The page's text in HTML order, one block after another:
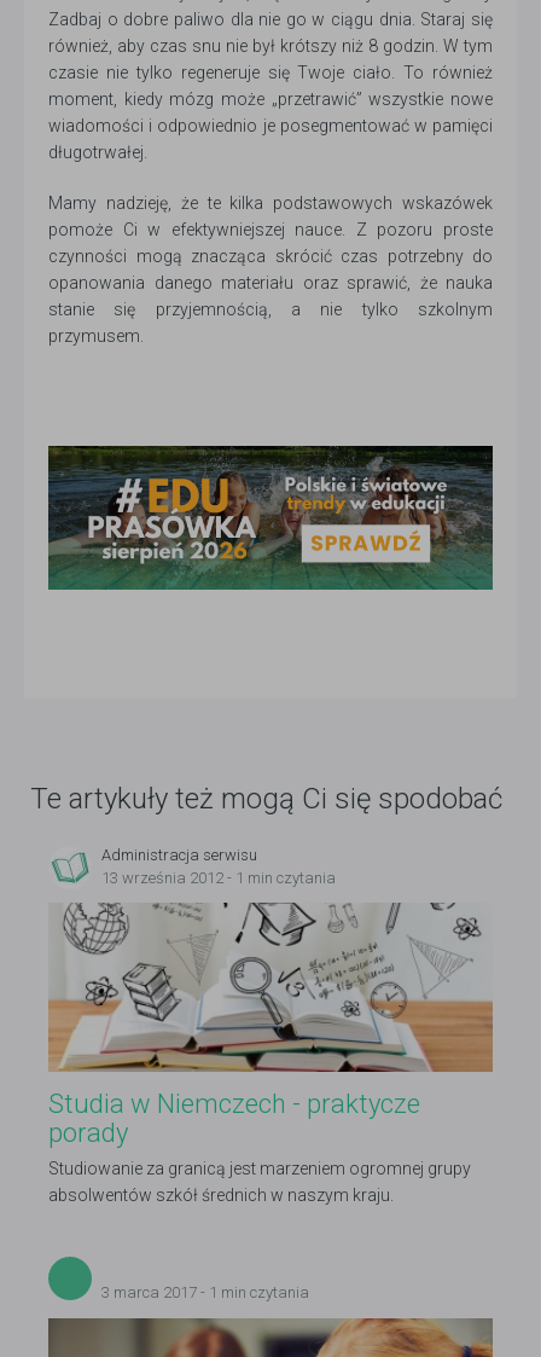
Zadbaj o dobre paliwo dla nie go w ciągu dnia. Staraj się
również, aby czas snu nie był krótszy niż 8 godzin. W tym
czasie nie tylko regeneruje się Twoje ciało. To również
moment, kiedy mózg może „przetrawić” wszystkie nowe
wiadomości i odpowiednio je posegmentować w pamięci
długotrwałej.
Mamy nadzieję, że te kilka podstawowych wskazówek
pomoże Ci w efektywniejszej nauce. Z pozoru proste
czynności mogą znacząca skrócić czas potrzebny do
opanowania danego materiału oraz sprawić, że nauka
stanie się przyjemnością, a nie tylko szkolnym
przymusem.
Te artykuły też mogą Ci się spodobać
Administracja serwisu
13 września 2012 - 1 min czytania
Studia w Niemczech - praktycze
porady
Studiowanie za granicą jest marzeniem ogromnej grupy
absolwentów szkół średnich w naszym kraju.
3 marca 2017 - 1 min czytania